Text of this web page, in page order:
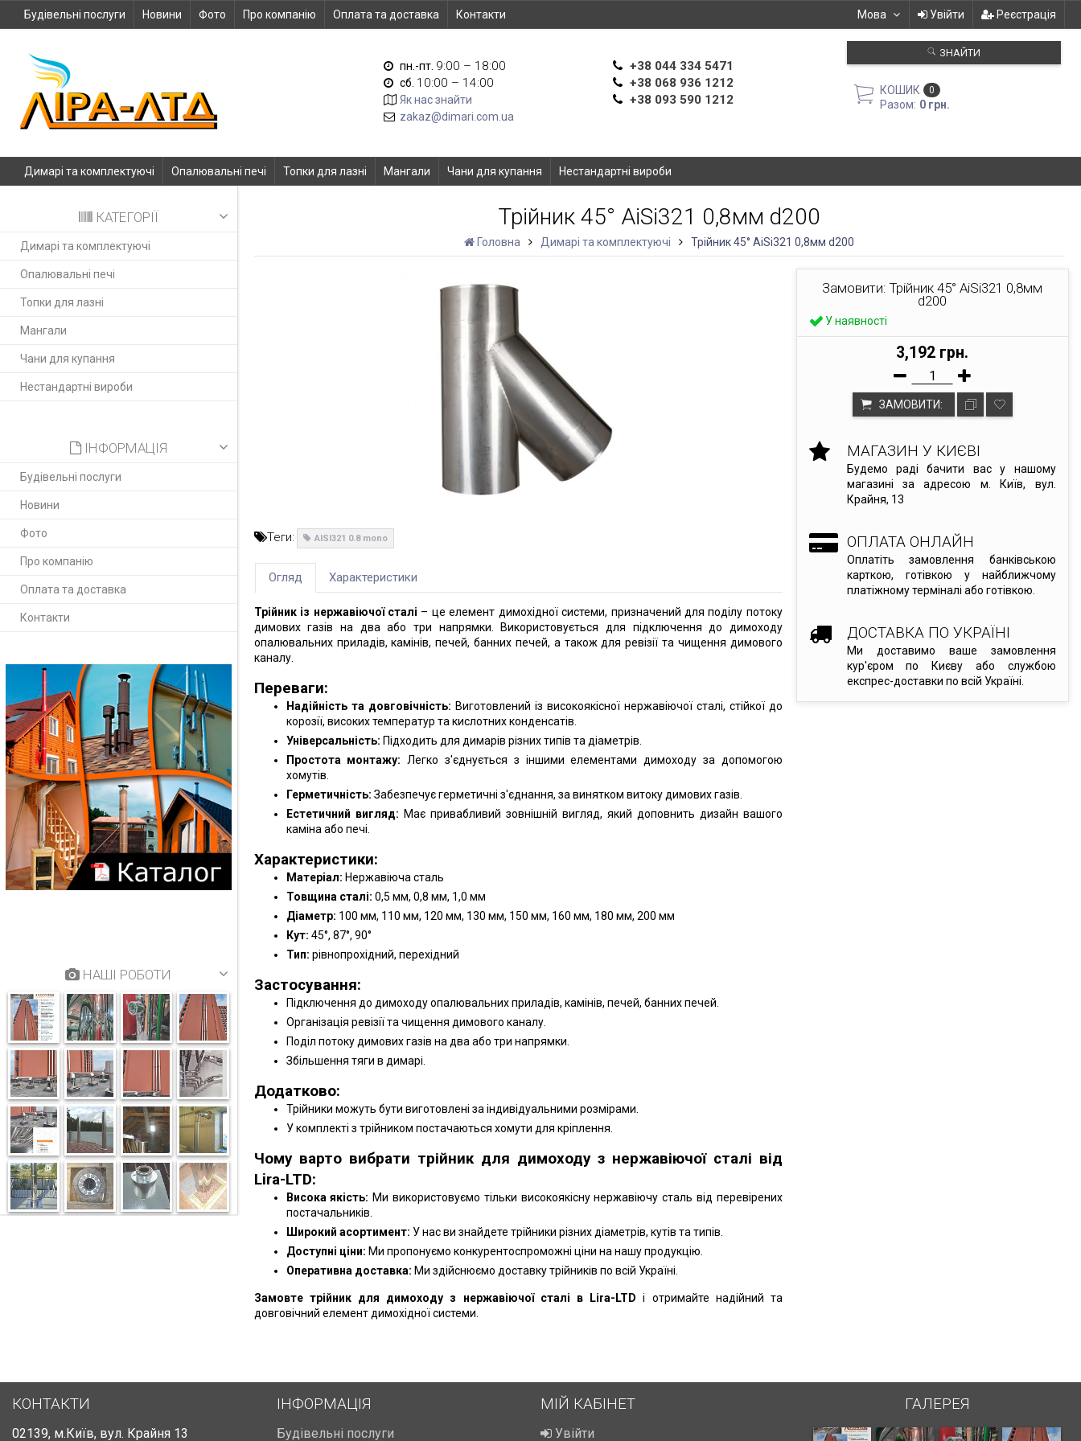
Будівельні послуги Новини Фото Про компанію Оплата та доставка Контакти Мова Увійти Реєстрація
пн.-пт. 9:00 – 18:00
сб. 10:00 – 14:00
Як нас знайти
zakaz@dimari.com.ua
+38 044 334 5471
+38 068 936 1212
+38 093 590 1212
ЗНАЙТИ
КОШИК 0
Разом: 0 грн.
Димарі та комплектуючі Опалювальні печі Топки для лазні Мангали Чани для купання Нестандартні вироби
КАТЕГОРІЇ
Димарі та комплектуючі
Опалювальні печі
Топки для лазні
Мангали
Чани для купання
Нестандартні вироби
ІНФОРМАЦІЯ
Будівельні послуги
Новини
Фото
Про компанію
Оплата та доставка
Контакти
НАШІ РОБОТИ
Трійник 45° AiSi321 0,8мм d200
Головна Димарі та комплектуючі Трійник 45° AiSi321 0,8мм d200
Замовити: Трійник 45° AiSi321 0,8мм
d200
У наявності
3,192 грн.
ЗАМОВИТИ:
МАГАЗИН У КИЄВІ
Будемо раді бачити вас у нашому
магазині за адресою м. Київ, вул.
Крайня, 13
ОПЛАТА ОНЛАЙН
Оплатіть замовлення банківською
карткою, готівкою у найближчому
платіжному терміналі або готівкою.
ДОСТАВКА ПО УКРАЇНІ
Ми доставимо ваше замовлення
кур'єром по Києву або службою
експрес-доставки по всій Україні.
Теги: AISI321 0.8 mono
Огляд Характеристики
Трійник із нержавіючої сталі – це елемент димохідної системи, призначений для поділу потоку
димових газів на два або три напрямки. Використовується для підключення до димоходу
опалювальних приладів, камінів, печей, банних печей, а також для ревізії та чищення димового
каналу.
Переваги:
Надійність та довговічність: Виготовлений із високоякісної нержавіючої сталі, стійкої до
корозії, високих температур та кислотних конденсатів.
Універсальність: Підходить для димарів різних типів та діаметрів.
Простота монтажу: Легко з'єднується з іншими елементами димоходу за допомогою
хомутів.
Герметичність: Забезпечує герметичні з'єднання, за винятком витоку димових газів.
Естетичний вигляд: Має привабливий зовнішній вигляд, який доповнить дизайн вашого
каміна або печі.
Характеристики:
Матеріал: Нержавіюча сталь
Товщина сталі: 0,5 мм, 0,8 мм, 1,0 мм
Діаметр: 100 мм, 110 мм, 120 мм, 130 мм, 150 мм, 160 мм, 180 мм, 200 мм
Кут: 45°, 87°, 90°
Тип: рівнопрохідний, перехідний
Застосування:
Підключення до димоходу опалювальних приладів, камінів, печей, банних печей.
Організація ревізії та чищення димового каналу.
Поділ потоку димових газів на два або три напрямки.
Збільшення тяги в димарі.
Додатково:
Трійники можуть бути виготовлені за індивідуальними розмірами.
У комплекті з трійником постачаються хомути для кріплення.
Чому варто вибрати трійник для димоходу з нержавіючої сталі від
Lira-LTD:
Висока якість: Ми використовуємо тільки високоякісну нержавіючу сталь від перевірених
постачальників.
Широкий асортимент: У нас ви знайдете трійники різних діаметрів, кутів та типів.
Доступні ціни: Ми пропонуємо конкурентоспроможні ціни на нашу продукцію.
Оперативна доставка: Ми здійснюємо доставку трійників по всій Україні.
Замовте трійник для димоходу з нержавіючої сталі в Lira-LTDі отримайте надійний та
довговічний елемент димохідної системи.
КОНТАКТИ
02139, м.Київ, вул. Крайня 13
ІНФОРМАЦІЯ
Будівельні послуги
МІЙ КАБІНЕТ
Увійти
ГАЛЕРЕЯ